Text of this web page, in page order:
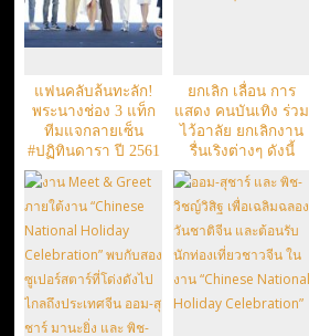
แฟนคลับล้นทะลัก!
พระนางช่อง 3 แท็ก
ทีมแจกลายเซ็น
#ปฏิทินดารา ปี 2561
ยกเลิก เลื่อน การ
แสดง คนบันเทิง ร่วม
ไว้อาลัย ยกเลิกงาน
รื่นเริงต่างๆ ดังนี้